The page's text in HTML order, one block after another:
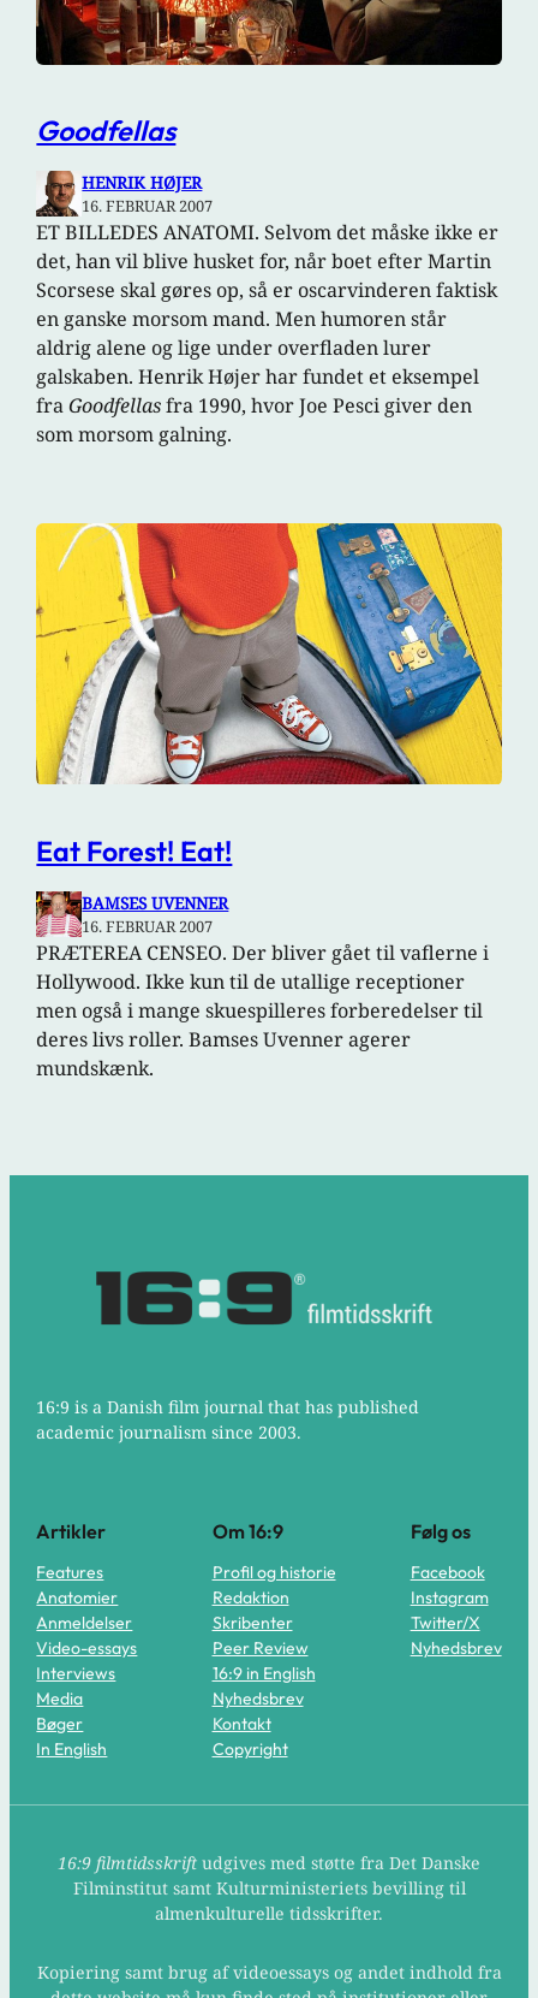
Goodfellas
HENRIK HØJER
16. FEBRUAR 2007
ET BILLEDES ANATOMI. Selvom det måske ikke er
det, han vil blive husket for, når boet efter Martin
Scorsese skal gøres op, så er oscarvinderen faktisk
en ganske morsom mand. Men humoren står
aldrig alene og lige under overfladen lurer
galskaben. Henrik Højer har fundet et eksempel
fraGoodfellasfra 1990, hvor Joe Pesci giver den
som morsom galning.
Eat Forest! Eat!
BAMSES UVENNER
16. FEBRUAR 2007
PRÆTEREA CENSEO. Der bliver gået til vaflerne i
Hollywood. Ikke kun til de utallige receptioner
men også i mange skuespilleres forberedelser til
deres livs roller. Bamses Uvenner agerer
mundskænk.
16:9 is a Danish film journal that has published
academic journalism since 2003.
Artikler
Features
Anatomier
Anmeldelser
Video-essays
Interviews
Media
Bøger
In English
Om 16:9
Profil og historie
Redaktion
Skribenter
Peer Review
16:9 in English
Nyhedsbrev
Kontakt
Copyright
Følg os
Facebook
Instagram
Twitter/X
Nyhedsbrev
16:9 filmtidsskrift udgives med støtte fra Det Danske
Filminstitut samt Kulturministeriets bevilling til
almenkulturelle tidsskrifter.
Kopiering samt brug af videoessays og andet indhold fra